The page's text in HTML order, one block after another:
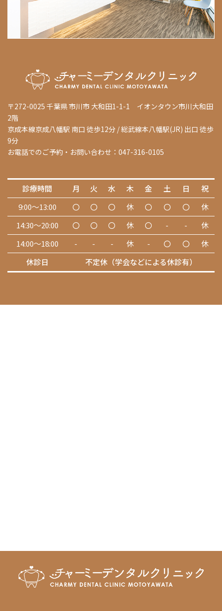
〒272-0025 千葉県 市川市 大和田1-1-1 イオンタウン市川大和田
2階
京成本線京成八幡駅 南口 徒歩12分 / 総武線本八幡駅(JR) 出口 徒歩
9分
お電話でのご予約・お問い合わせ：047-316-0105
診療時間 月 火 水 木 金 土 日
祝
9:00～13:00
〇 〇 〇 休 〇 〇 〇
休
14:30～20:00
〇 〇 〇 休 〇 - -
休
14:00～18:00
- - - 休 - 〇 〇
休
休診日
不定休（学会などによる休診有）